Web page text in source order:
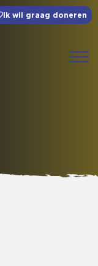
Ik wil graag doneren